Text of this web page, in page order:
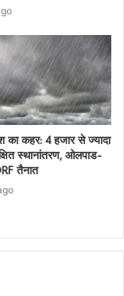
का कहर: 4 हजार से ज्यादा
स्थानांतरण, ओलपाड-
तैनात